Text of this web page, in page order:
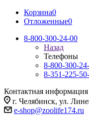
Корзина0
Отложенные0
8-800-300-24-00
Назад
Телефоны
8-800-300-
8-351-225-
Контактная информация
г. Челябинск, ул.
e-shop@zoolife174.ru